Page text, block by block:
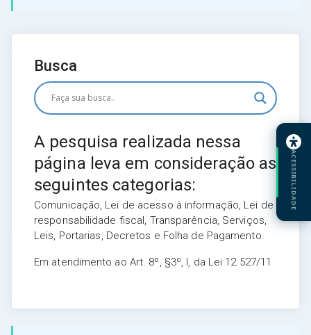
Busca
A pesquisa realizada nessa
página leva em consideração as
seguintes categorias:
Comunicação, Lei de acesso à informação, Lei de
responsabilidade fiscal, Transparência, Serviços,
Leis, Portarias, Decretos e Folha de Pagamento.
Em atendimento ao Art. 8º, §3º, I, da Lei 12.527/11
ACESSIBILIDADE